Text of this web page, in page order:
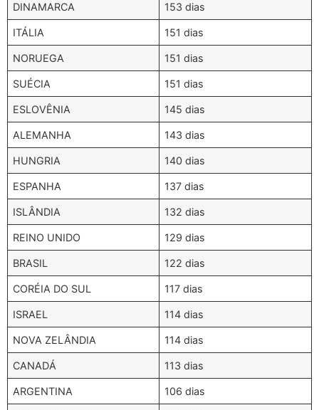
DINAMARCA 153 dias
ITÁLIA 151 dias
NORUEGA 151 dias
SUÉCIA 151 dias
ESLOVÊNIA 145 dias
ALEMANHA 143 dias
HUNGRIA 140 dias
ESPANHA 137 dias
ISLÂNDIA 132 dias
REINO UNIDO 129 dias
BRASIL 122 dias
CORÉIA DO SUL 117 dias
ISRAEL 114 dias
NOVA ZELÂNDIA 114 dias
CANADÁ 113 dias
ARGENTINA 106 dias